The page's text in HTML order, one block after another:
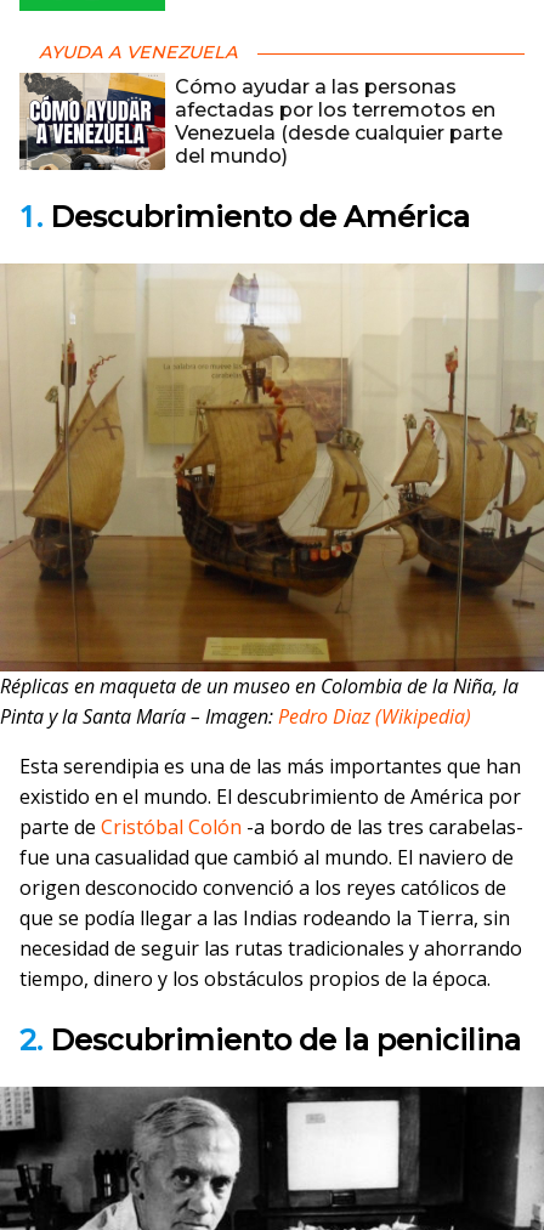
AYUDA A VENEZUELA
Cómo ayudar a las personas
afectadas por los terremotos en
Venezuela (desde cualquier parte
del mundo)
1. Descubrimiento de América
Réplicas en maqueta de un museo en Colombia de la Niña, la
Pinta y la Santa María – Imagen:Pedro Diaz(Wikipedia)
Esta serendipia es una de las más importantes que han
existido en el mundo. El descubrimiento de América por
parte de Cristóbal Colón -a bordo de las tres carabelas-
fue una casualidad que cambió al mundo. El naviero de
origen desconocido convenció a los reyes católicos de
que se podía llegar a las Indias rodeando la Tierra, sin
necesidad de seguir las rutas tradicionales y ahorrando
tiempo, dinero y los obstáculos propios de la época.
2. Descubrimiento de la penicilina